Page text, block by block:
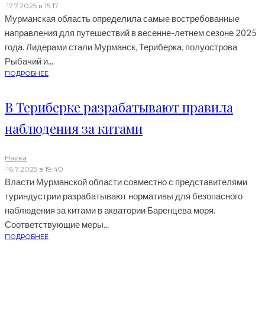
·17.7.2025 в 15:17
Мурманская область определила самые востребованные
направления для путешествий в весенне-летнем сезоне 2025
года. Лидерами стали Мурманск, Териберка, полуострова
Рыбачий и...
ПОДРОБНЕЕ
В Териберке разрабатывают правила
наблюдения за китами
Наука
·16.7.2025 в 19:40
Власти Мурманской области совместно с представителями
туриндустрии разрабатывают нормативы для безопасного
наблюдения за китами в акватории Баренцева моря.
Соответствующие меры...
ПОДРОБНЕЕ